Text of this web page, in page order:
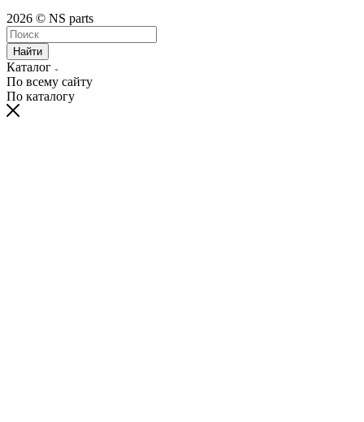
2026 © NS parts
Найти
Каталог
По всему сайту
По каталогу